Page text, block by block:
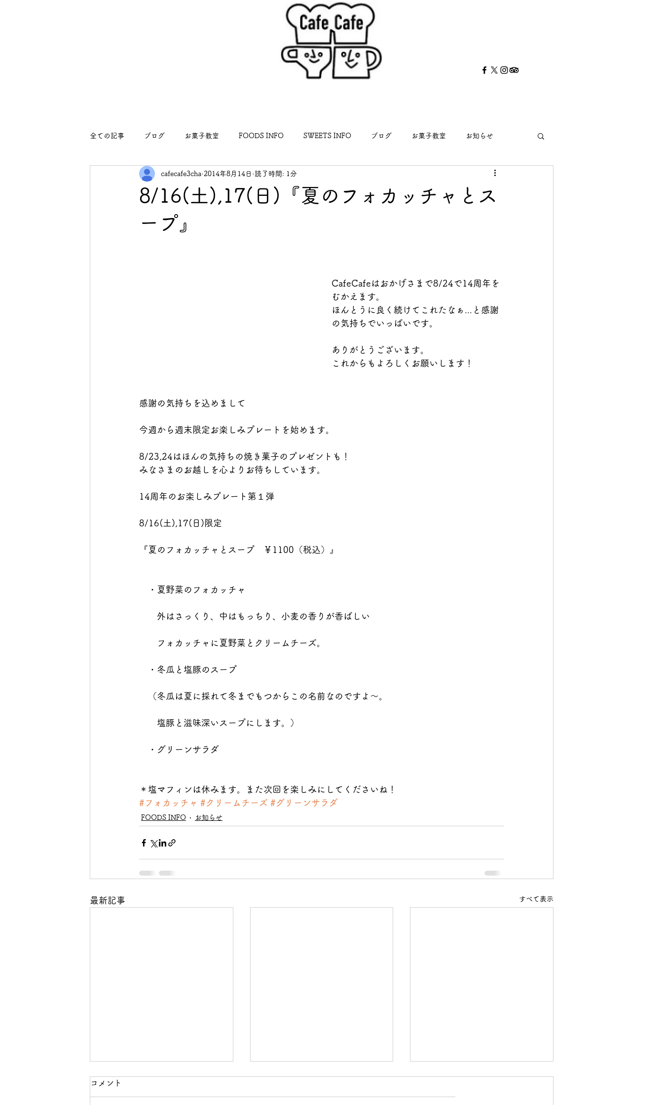
全ての記事 ブログ お菓子教室 FOODS INFO SWEETS INFO ブログ お菓子教室 お知らせ
イベント お知らせ
8/16(土),17(日)『夏のフォカッチャとス
ープ』
cafecafe3cha 2014年8月14日 読了時間: 1分
CafeCafeはおかげさまで8/24で14周年を
むかえます。
ほんとうに良く続けてこれたなぁ...と感謝
の気持ちでいっぱいです。
ありがとうございます。
これからもよろしくお願いします！
感謝の気持ちを込めまして
今週から週末限定お楽しみプレートを始めます。
8/23,24はほんの気持ちの焼き菓子のプレゼントも！
みなさまのお越しを心よりお待ちしています。
14周年のお楽しみプレート第１弾
8/16(土),17(日)限定
『夏のフォカッチャとスープ　￥1100（税込）』
・夏野菜のフォカッチャ
外はさっくり、中はもっちり、小麦の香りが香ばしい
フォカッチャに夏野菜とクリームチーズ。
・冬瓜と塩豚のスープ
（冬瓜は夏に採れて冬までもつからこの名前なのですよ〜。
塩豚と滋味深いスープにします。）
・グリーンサラダ
＊塩マフィンは休みます。また次回を楽しみにしてくださいね！
#フォカッチャ #クリームチーズ #グリーンサラダ
FOODS INFO お知らせ
最新記事 すべて表示
コメント